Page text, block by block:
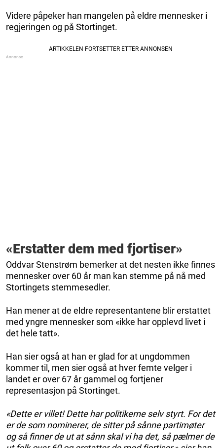
Videre påpeker han mangelen på eldre mennesker i
regjeringen og på Stortinget.
«Erstatter dem med fjortiser»
Oddvar Stenstrøm bemerker at det nesten ikke finnes
mennesker over 60 år man kan stemme på nå med
Stortingets stemmesedler.
Han mener at de eldre representantene blir erstattet
med yngre mennesker som «ikke har opplevd livet i
det hele tatt».
Han sier også at han er glad for at ungdommen
kommer til, men sier også at hver femte velger i
landet er over 67 år gammel og fortjener
representasjon på Stortinget.
«Dette er villet! Dette har politikerne selv styrt. For det
er de som nominerer, de sitter på sånne partimøter
og så finner de ut at sånn skal vi ha det, så pælmer de